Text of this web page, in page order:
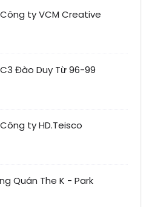
ty VCM Creative
Đào Duy Từ 96-99
ty HD.Teisco
Quán The K - Park